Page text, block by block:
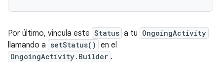
Por último, vincula este Status a tu OngoingActivity
llamando a setStatus() en el
OngoingActivity.Builder .